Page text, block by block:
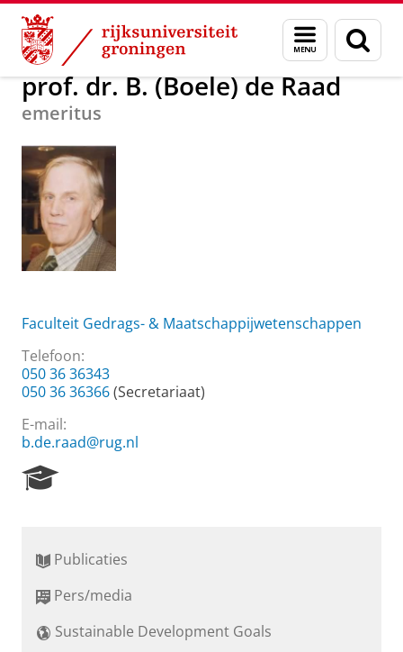
Skip
Content
Skip
Navigation
Menu
en
zoeken
Over ons prof. dr. B. (Boele) de Raad
prof. dr. B. (Boele) de Raad
emeritus
Faculteit Gedrags- & Maatschappijwetenschappen
Telefoon:
050 36 36343
050 36 36366(Secretariaat)
E-mail:
b.de.raad@rug.nl
r
h
o
Publicaties
Pers/media
Sustainable Development Goals